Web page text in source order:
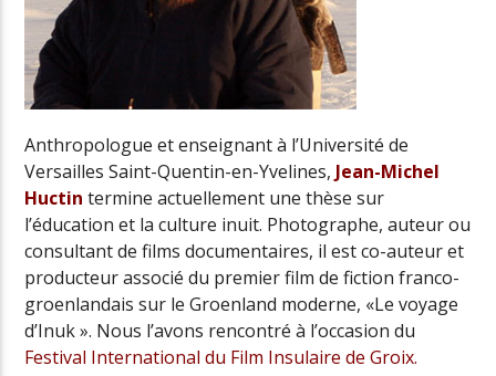
Anthropologue et enseignant à l’Université de
Versailles Saint-Quentin-en-Yvelines, Jean-Michel
Huctin termine actuellement une thèse sur
l’éducation et la culture inuit. Photographe, auteur ou
consultant de films documentaires, il est co-auteur et
producteur associé du premier film de fiction franco-
groenlandais sur le Groenland moderne, «Le voyage
d’Inuk ». Nous l’avons rencontré à l’occasion du
Festival International du Film Insulaire de Groix.